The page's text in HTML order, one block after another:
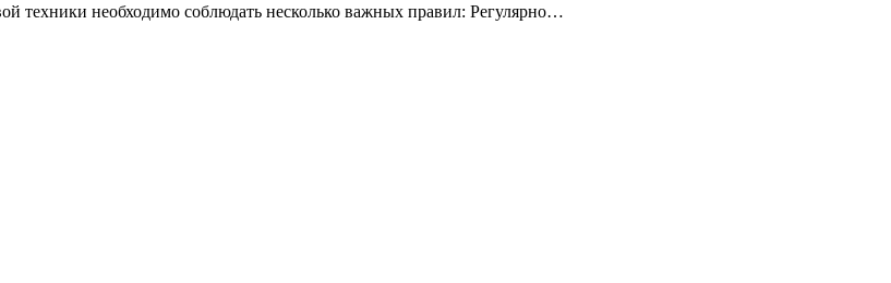
техники необходимо соблюдать несколько важных правил: Регулярно…